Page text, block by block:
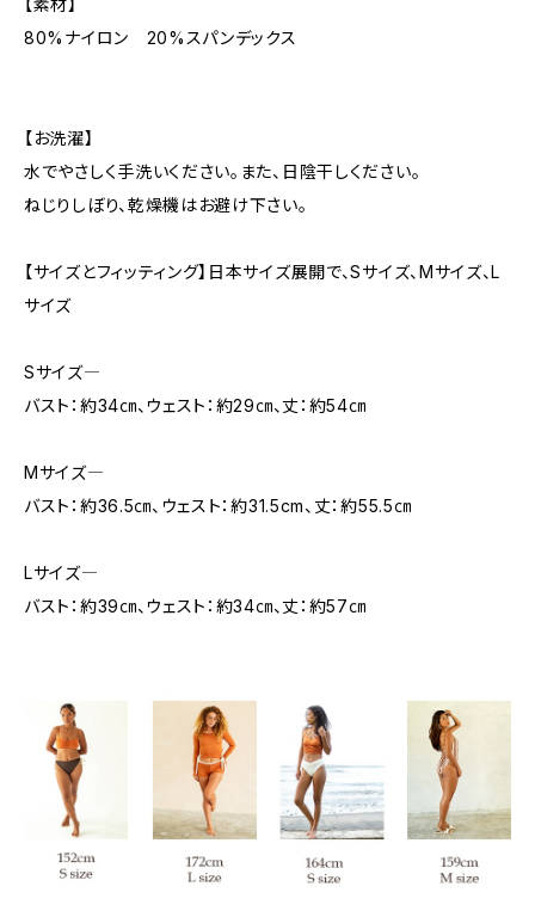
【素材】
80%ナイロン 20%スパンデックス
【お洗濯】
水でやさしく手洗いください。また、日陰干しください。
ねじりしぼり、乾燥機はお避け下さい。
【サイズとフィッティング】日本サイズ展開で、Sサイズ、Mサイズ、L
サイズ
Sサイズ―
バスト：約34㎝、ウェスト：約29㎝、丈：約54㎝
Mサイズ―
バスト：約36.5㎝、ウェスト：約31.5cm、丈：約55.5㎝
Lサイズ―
バスト：約39㎝、ウェスト：約34㎝、丈：約57㎝